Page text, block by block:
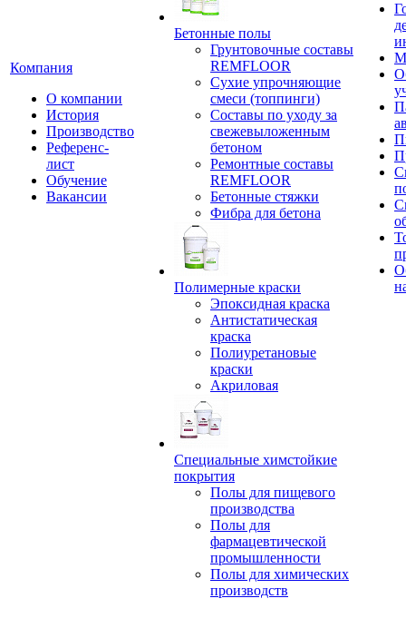
Компания
О компании
История
Производство
Референс-
лист
Обучение
Вакансии
Бетонные полы
Грунтовочные составы
REMFLOOR
Сухие упрочняющие
смеси (топпинги)
Составы по уходу за
свежевыложенным
бетоном
Ремонтные составы
REMFLOOR
Бетонные стяжки
Фибра для бетона
Полимерные краски
Эпоксидная краска
Антистатическая
краска
Полиуретановые
краски
Акриловая
Специальные химстойкие
покрытия
Полы для пищевого
производства
Полы для
фармацевтической
промышленности
Полы для химических
производств